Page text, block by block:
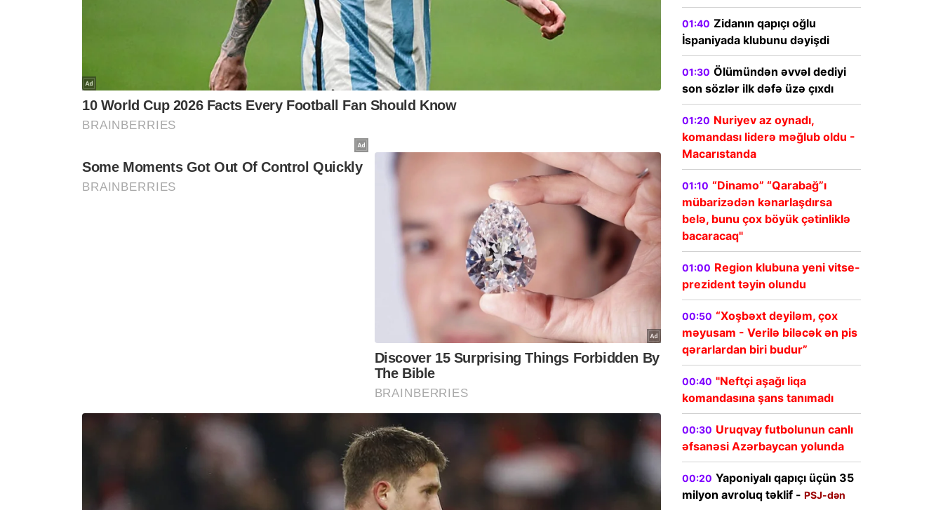
01:40 Zidanın qapıçı oğlu
İspaniyada klubunu dəyişdi
01:30 Ölümündən əvvəl dediyi
son sözlər ilk dəfə üzə çıxdı
01:20 Nuriyev az oynadı,
komandası liderə məğlub oldu -
Macarıstanda
01:10 “Dinamo” “Qarabağ”ı
mübarizədən kənarlaşdırsa
belə, bunu çox böyük çətinliklə
bacaracaq"
01:00 Region klubuna yeni vitse-
prezident təyin olundu
00:50 “Xoşbəxt deyiləm, çox
məyusam - Verilə biləcək ən pis
qərarlardan biri budur”
00:40 "Neftçi aşağı liqa
komandasına şans tanımadı
00:30 Uruqvay futbolunun canlı
əfsanəsi Azərbaycan yolunda
00:20 Yaponiyalı qapıçı üçün 35
milyon avroluq təklif - PSJ-dən